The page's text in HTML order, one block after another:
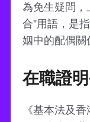
為免生疑問，
合”用語，是
姻中的配偶關
在職證
《基本法及